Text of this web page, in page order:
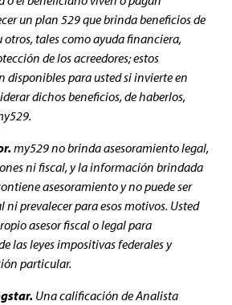
un plan 529 que brinda beneficios de
otros, tales como ayuda financiera,
de los acreedores; estos
disponibles para usted si invierte en
dichos beneficios, de haberlos,
my529 no brinda asesoramiento legal,
ni fiscal, y la información brindada
asesoramiento y no puede ser
prevalecer para esos motivos. Usted
asesor fiscal o legal para
las leyes impositivas federales y
particular.
Una calificación de Analista